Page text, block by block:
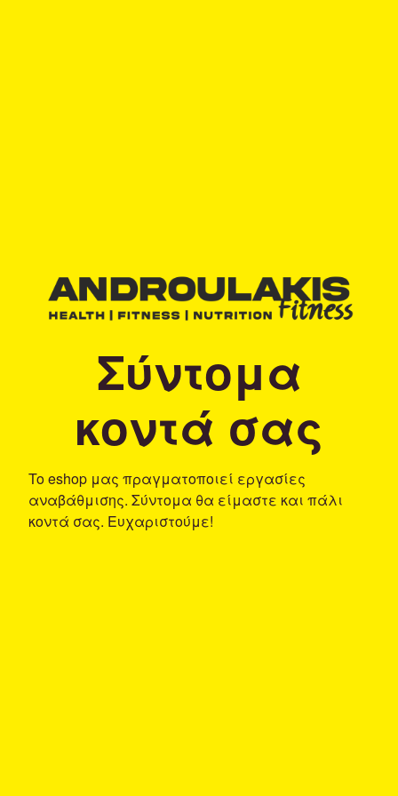
Σύντομα
κοντά σας
To eshop μας πραγματοποιεί εργασίες
αναβάθμισης. Σύντομα θα είμαστε και πάλι
κοντά σας. Ευχαριστούμε!